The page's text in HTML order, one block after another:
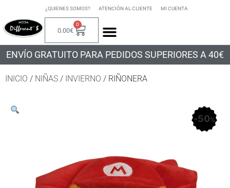
¿QUIENES SOMOS? ATENCIÓN AL CLIENTE MI CUENTA
0.00€
0
ENVÍO GRATUITO PARA PEDIDOS SUPERIORES A 40€
INICIO / NIÑAS / INVIERNO / RIÑONERA
50%